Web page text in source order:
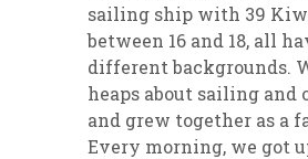
sailing ship with 39
between 16 and 18, all
different backgrounds.
heaps about sailing and
and grew together as a
Every morning, we got